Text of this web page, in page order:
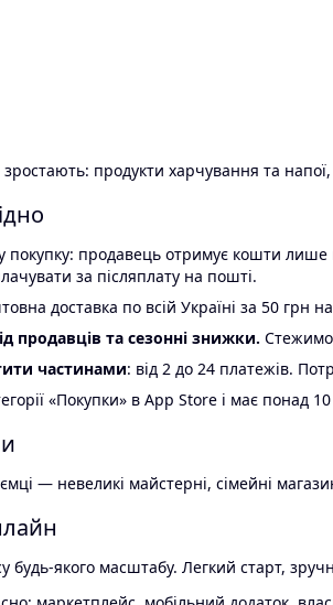
продукти харчування та
покупку: продавець отримує кошти лише
за післяплату на пошті.
доставка по всій Україні за 50 грн
продавців та сезонні знижки.
частинами: від 2 до 24 платежів.
«Покупки» в App Store і має понад
— невеликі майстерні, сімейні
будь-якого масштабу. Легкий старт,